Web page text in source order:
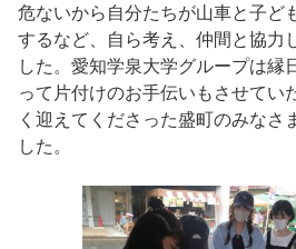
危ないから自分たちが山車と子ど
するなど、自ら考え、仲間と協力
した。愛知学泉大学グループは縁
って片付けのお手伝いもさせてい
く迎えてくださった盛町のみなさ
した。